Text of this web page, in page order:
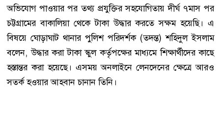
অভিযোগ পাওয়ার পর তথ্য প্রযুক্তির সহযোগিতায় দীর্ঘ ৭মাস পর
চট্টগ্রামের বাকালিয়া থেকে টাকা উদ্ধার করতে সক্ষম হয়েছি। এ
বিষয়ে ঘোড়াঘাট থানার পুলিশ পরিদর্শক (তদন্ত) শহিদুল ইসলাম
বলেন, উদ্ধার করা টাকা স্কুল কর্তৃপক্ষের মাধ্যমে শিক্ষার্থীদের কাছে
হস্তান্তর করা হয়েছে। এসময় অনলাইনে লেনদেনের ক্ষেত্রে আরও
সতর্ক হওয়ার আহবান চানান তিনি।